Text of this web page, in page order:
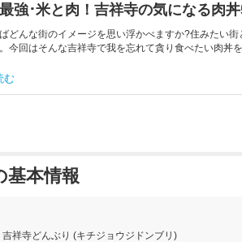
強･米と肉！吉祥寺の気になる肉
どんな街のイメージを思い浮かべますか?住みたい
今回はそんな吉祥寺で我を忘れて貪り食べたい肉丼を
む
基本情報
吉祥寺どんぶり (キチジョウジドンブリ)